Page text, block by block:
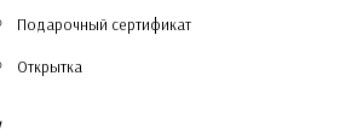
Подарочный сертификат
Открытка